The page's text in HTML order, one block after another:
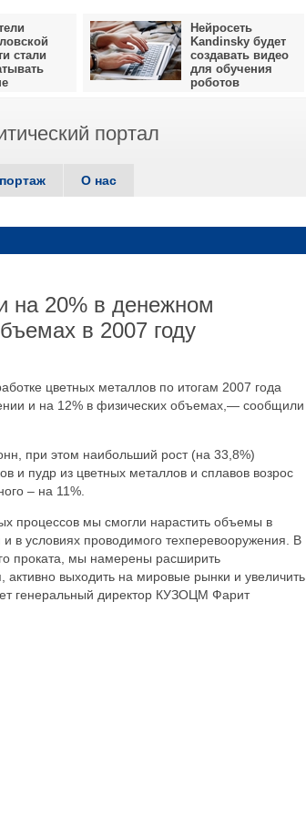
стали
Нейросеть
Kandinsky будет
создавать видео
для обучения
роботов
портал
О нас
на 20% в денежном
в 2007 году
цветных металлов по итогам 2007 года
и на 12% в физических объемах,— сообщили
при этом наибольший рост (на 33,8%)
и пудр из цветных металлов и сплавов возрос
– на 11%.
процессов мы смогли нарастить объемы в
в условиях проводимого техперевооружения. В
проката, мы намерены расширить
выходить на мировые рынки и увеличить
генеральный директор КУЗОЦМ Фарит